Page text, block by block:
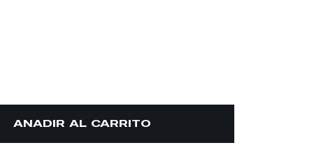
AÑADIR AL CARRITO